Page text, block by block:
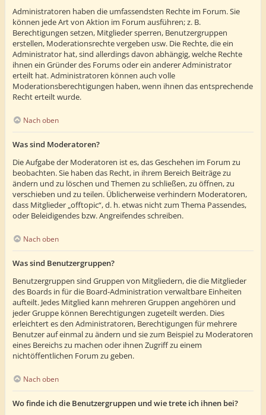
Administratoren haben die umfassendsten Rechte im Forum. Sie
können jede Art von Aktion im Forum ausführen; z. B.
Berechtigungen setzen, Mitglieder sperren, Benutzergruppen
erstellen, Moderationsrechte vergeben usw. Die Rechte, die ein
Administrator hat, sind allerdings davon abhängig, welche Rechte
ihnen ein Gründer des Forums oder ein anderer Administrator
erteilt hat. Administratoren können auch volle
Moderationsberechtigungen haben, wenn ihnen das entsprechende
Recht erteilt wurde.
Nach oben
Was sind Moderatoren?
Die Aufgabe der Moderatoren ist es, das Geschehen im Forum zu
beobachten. Sie haben das Recht, in ihrem Bereich Beiträge zu
ändern und zu löschen und Themen zu schließen, zu öffnen, zu
verschieben und zu teilen. Üblicherweise verhindern Moderatoren,
dass Mitglieder „offtopic“, d. h. etwas nicht zum Thema Passendes,
oder Beleidigendes bzw. Angreifendes schreiben.
Nach oben
Was sind Benutzergruppen?
Benutzergruppen sind Gruppen von Mitgliedern, die die Mitglieder
des Boards in für die Board-Administration verwaltbare Einheiten
aufteilt. Jedes Mitglied kann mehreren Gruppen angehören und
jeder Gruppe können Berechtigungen zugeteilt werden. Dies
erleichtert es den Administratoren, Berechtigungen für mehrere
Benutzer auf einmal zu ändern und sie zum Beispiel zu Moderatoren
eines Bereichs zu machen oder ihnen Zugriff zu einem
nichtöffentlichen Forum zu geben.
Nach oben
Wo finde ich die Benutzergruppen und wie trete ich ihnen bei?